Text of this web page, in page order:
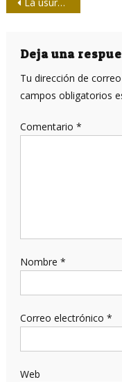
entradas
Deja una
Tu dirección de
campos obligatorios
Comentario *
Nombre *
Correo electrónico *
Web